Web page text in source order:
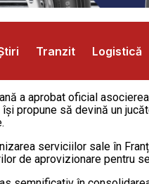
Tranzit Logistică
Contact
a aprobat oficial
propune să devină un
serviciilor sale în
de aprovizionare pentru